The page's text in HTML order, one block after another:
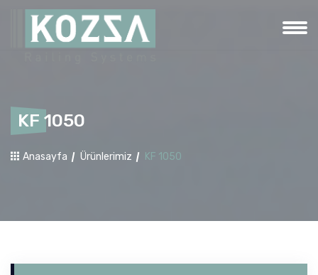
KF 1050
Anasayfa Ürünlerimiz KF 1050